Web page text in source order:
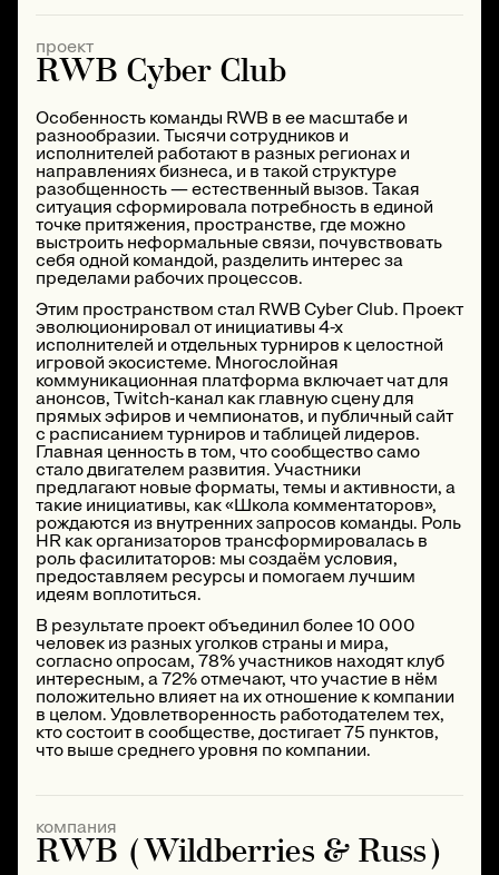
проект
RWB Cyber Club
Особенность команды RWB в ее масштабе и
разнообразии. Тысячи сотрудников и
исполнителей работают в разных регионах и
направлениях бизнеса, и в такой структуре
разобщенность — естественный вызов. Такая
ситуация сформировала потребность в единой
точке притяжения, пространстве, где можно
выстроить неформальные связи, почувствовать
себя одной командой, разделить интерес за
пределами рабочих процессов.
Этим пространством стал RWB Cyber Club. Проект
эволюционировал от инициативы 4-х
исполнителей и отдельных турниров к целостной
игровой экосистеме. Многослойная
коммуникационная платформа включает чат для
анонсов, Twitch-канал как главную сцену для
прямых эфиров и чемпионатов, и публичный сайт
с расписанием турниров и таблицей лидеров.
Главная ценность в том, что сообщество само
стало двигателем развития. Участники
предлагают новые форматы, темы и активности, а
такие инициативы, как «Школа комментаторов»,
рождаются из внутренних запросов команды. Роль
HR как организаторов трансформировалась в
роль фасилитаторов: мы создаём условия,
предоставляем ресурсы и помогаем лучшим
идеям воплотиться.
В результате проект объединил более 10 000
человек из разных уголков страны и мира,
согласно опросам, 78% участников находят клуб
интересным, а 72% отмечают, что участие в нём
положительно влияет на их отношение к компании
в целом. Удовлетворенность работодателем тех,
кто состоит в сообществе, достигает 75 пунктов,
что выше среднего уровня по компании.
компания
RWB (Wildberries & Russ)